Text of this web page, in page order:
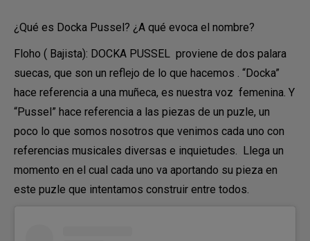
¿Qué es Docka Pussel? ¿A qué evoca el nombre?
Floho ( Bajista): DOCKA PUSSEL proviene de dos palara
suecas, que son un reflejo de lo que hacemos . “Docka”
hace referencia a una muñeca, es nuestra voz femenina. Y
“Pussel” hace referencia a las piezas de un puzle, un
poco lo que somos nosotros que venimos cada uno con
referencias musicales diversas e inquietudes. Llega un
momento en el cual cada uno va aportando su pieza en
este puzle que intentamos construir entre todos.